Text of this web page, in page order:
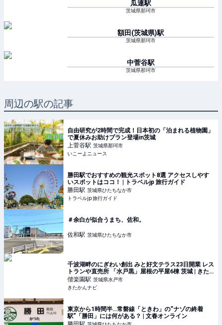
瓜連駅
茨城県那珂市
額田(茨城県)駅
茨城県那珂市
中菅谷駅
茨城県那珂市
周辺の駅の記事
自由研究が2時間で完成！日本初の「泊まれる植物園」
で夏休みお助けプラン登場in茨城
上菅谷駅 茨城県那珂市
いこーよニュース
勝田駅でおすすめの観光スポット8選 アクセスしやす
いスポットはココ！ | トラベルjp 旅行ガイド
勝田駅 茨城県ひたちなか市
トラベルjp 旅行ガイド
＃余白が似合うまち、佐和。
佐和駅 茨城県ひたちなか市
千波湖畔のにぎわい創出 みと好文テラス23日開業 レス
トランや直売所 「水戸黒」屋根の平屋6棟 茨城 | きた
かんナビ
偕楽園駅 茨城県水戸市
きたかんナビ
東京から1時間半…常磐線「ときわ」の“ナゾの終着
駅”「勝田」には何がある？ | 文春オンライン